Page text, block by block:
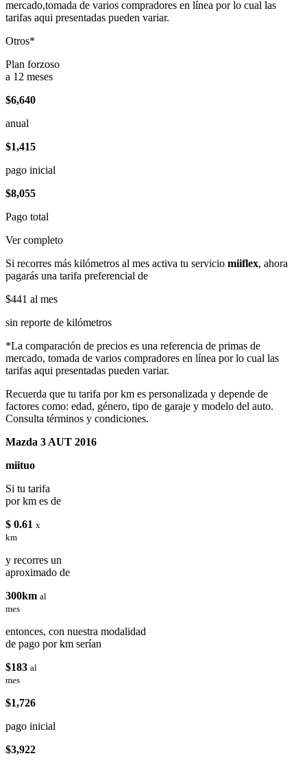
mercado,tomada de varios compradores en línea por lo cual las
tarifas aqui presentadas pueden variar.
Otros*
Plan forzoso
a 12 meses
$6,640
anual
$1,415
pago inicial
$8,055
Pago total
Ver completo
Si recorres más kilómetros al mes activa tu servicio miiflex, ahora
pagarás una tarifa preferencial de
$441 al mes
sin reporte de kilómetros
*La comparación de precios es una referencia de primas de
mercado, tomada de varios compradores en línea por lo cual las
tarifas aqui presentadas pueden variar.
Recuerda que tu tarifa por km es personalizada y depende de
factores como: edad, género, tipo de garaje y modelo del auto.
Consulta términos y condiciones.
Mazda 3 AUT 2016
miituo
Si tu tarifa
por km es de
$ 0.61 x
km
y recorres un
aproximado de
300km al
mes
entonces, con nuestra modalidad
de pago por km serían
$183 al
mes
$1,726
pago inicial
$3,922